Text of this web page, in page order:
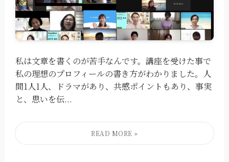
私は文章を書くのが苦手なんです。講座を受けた事で
私の理想のプロフィールの書き方がわかりました。人
間1人1人、ドラマがあり、共感ポイントもあり、事実
と、思いを伝...